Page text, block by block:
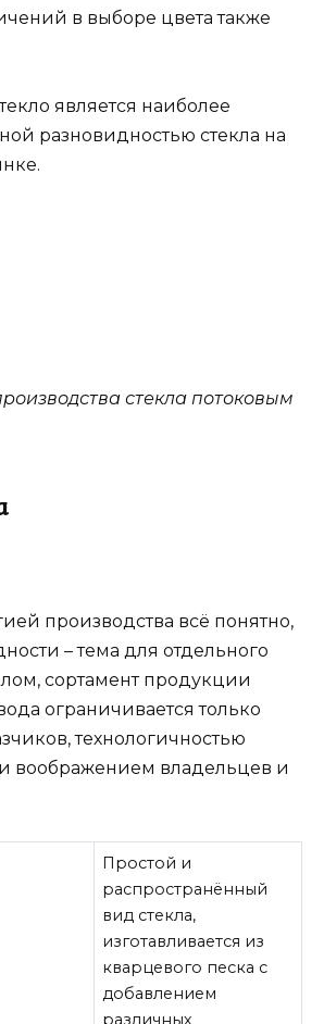
в выборе цвета также
является наиболее
разновидностью стекла на
стекла потоковым
производства всё понятно,
– тема для отдельного
сортамент продукции
ограничивается только
технологичностью
воображением владельцев и
Простой и
распространённый
вид стекла,
изготавливается из
кварцевого песка с
добавлением
различных